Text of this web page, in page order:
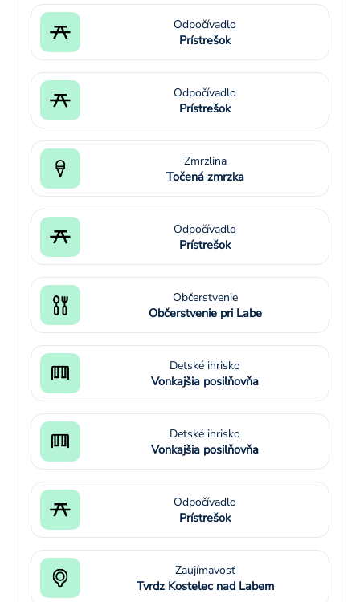
Odpočívadlo
Prístrešok
Odpočívadlo
Prístrešok
Zmrzlina
Točená zmrzka
Odpočívadlo
Prístrešok
Občerstvenie
Občerstvenie pri Labe
Detské ihrisko
Vonkajšia posilňovňa
Detské ihrisko
Vonkajšia posilňovňa
Odpočívadlo
Prístrešok
Zaujímavosť
Tvrdz Kostelec nad Labem